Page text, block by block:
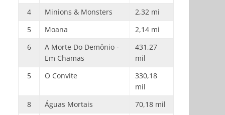
4
Minions & Monsters
2,32 mi
5
Moana
2,14 mi
6
A Morte Do Demônio -
Em Chamas
431,27
mil
5
O Convite
330,18
mil
8
Águas Mortais
70,18 mil